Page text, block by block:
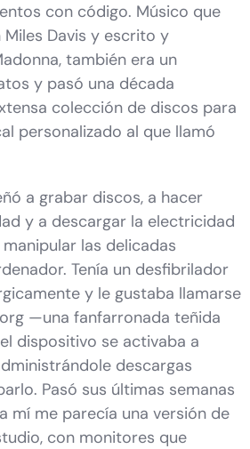
con código. Músico que
Davis y escrito y
también era un
y pasó una década
colección de discos para
personalizado al que llamó
a grabar discos, a hacer
y a descargar la electricidad
las delicadas
Tenía un desfibrilador
y le gustaba llamarse
—una fanfarronada teñida
dispositivo se activaba a
descargas
Pasó sus últimas semanas
mí me parecía una versión de
con monitores que